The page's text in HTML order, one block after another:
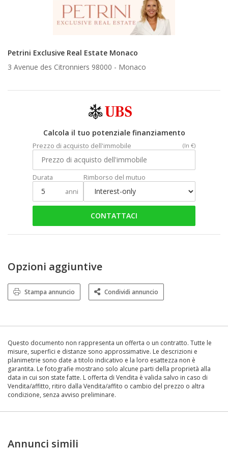
Petrini Exclusive Real Estate Monaco
3 Avenue des Citronniers 98000 - Monaco
Calcola il tuo potenziale finanziamento
Prezzo di acquisto dell'immobile (In €)
Durata
anni
Rimborso del mutuo
CONTATTACI
Opzioni aggiuntive
Stampa annuncio Condividi annuncio
Questo documento non rappresenta un offerta o un contratto. Tutte le
misure, superfici e distanze sono approssimative. Le descrizioni e
planimetrie sono date a titolo indicativo e la loro esattezza non è
garantita. Le fotografie mostrano solo alcune parti della proprietà alla
data in cui son state fatte. L offerta di Vendita è valida salvo in caso di
Vendita/affitto, ritiro dalla Vendita/affito o cambio del prezzo o altra
condizione, senza avviso preliminare.
Annunci simili